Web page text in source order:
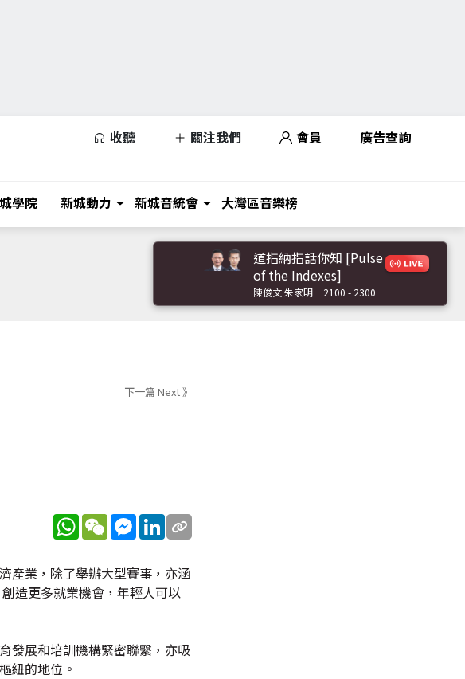
收聽 關注我們 會員 廣告查詢
學院 新城動力 新城音統會 大灣區音樂榜
道指納指話你知 [Pulse
of the Indexes]
陳俊文 朱家明 2100 - 2300
下一篇 Next 》
WhatsApp
WeChatMessenger
LinkedIn
產業，除了舉辦大型賽事，亦涵
造更多就業機會，年輕人可以
發展和培訓機構緊密聯繫，亦吸
紐的地位。